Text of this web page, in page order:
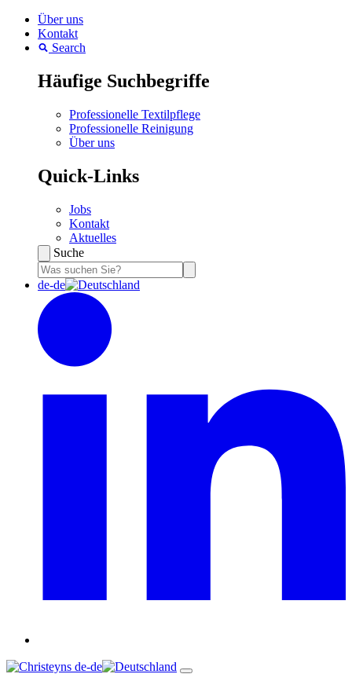
Über uns
Kontakt
Search
Häufige Suchbegriffe
Professionelle Textilpflege
Professionelle Reinigung
Über uns
Quick-Links
Jobs
Kontakt
Aktuelles
Suche
de-de
de-de